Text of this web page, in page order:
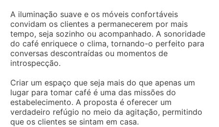
A iluminação suave e os móveis confortáveis
convidam os clientes a permanecerem por mais
tempo, seja sozinho ou acompanhado. A sonoridade
do café enriquece o clima, tornando-o perfeito para
conversas descontraídas ou momentos de
introspecção.
Criar um espaço que seja mais do que apenas um
lugar para tomar café é uma das missões do
estabelecimento. A proposta é oferecer um
verdadeiro refúgio no meio da agitação, permitindo
que os clientes se sintam em casa.